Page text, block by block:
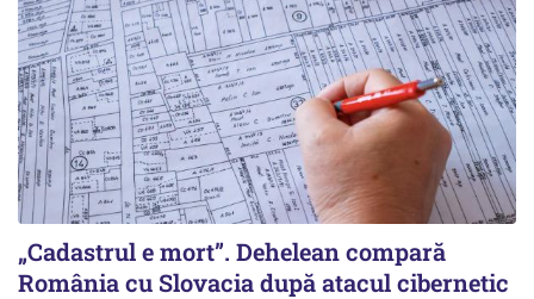
„Cadastrul e mort”. Dehelean compară
România cu Slovacia după atacul cibernetic